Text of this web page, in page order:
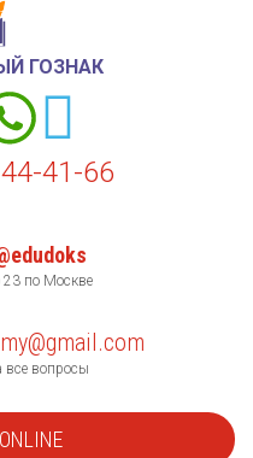
ГОЗНАК
41-66
23 по Москве
все вопросы